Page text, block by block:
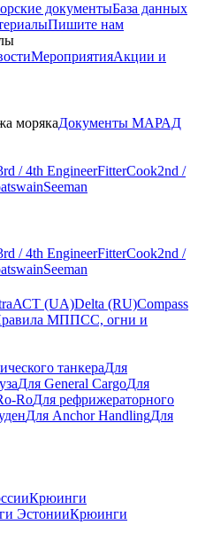
документыБаза данных
Пишите нам
МероприятияАкции и
морякаДокументы МАРАД
/ 4th EngineerFitterCook2nd /
Seeman
/ 4th EngineerFitterCook2nd /
Seeman
АСТ (UA)Delta (RU)Compass
МППСС, огни и
танкераДля
Для General CargoДля
RoДля рефрижераторного
Для Anchor HandlingДля
Крюинги
ЭстонииКрюинги